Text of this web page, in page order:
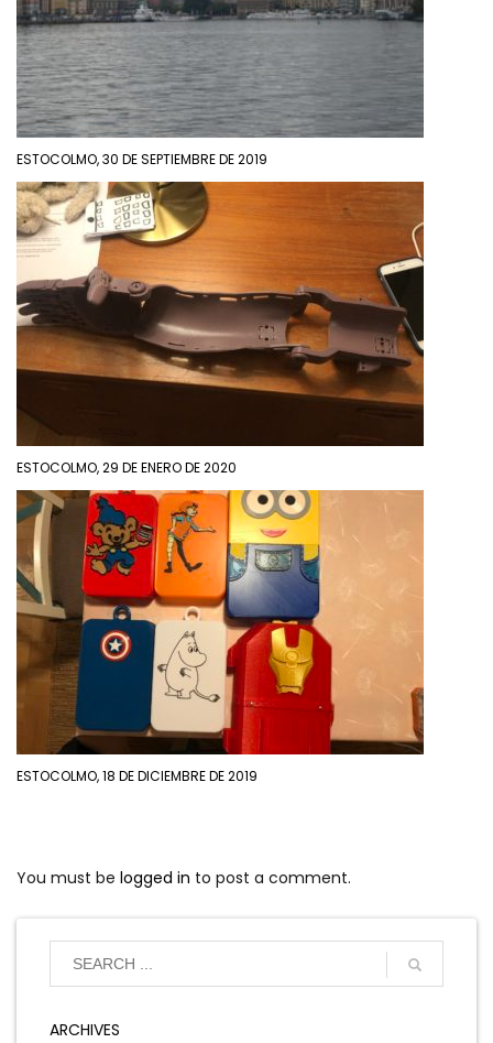
ESTOCOLMO, 30 DE SEPTIEMBRE DE 2019
ESTOCOLMO, 29 DE ENERO DE 2020
ESTOCOLMO, 18 DE DICIEMBRE DE 2019
You must be logged in to post a comment.
ARCHIVES